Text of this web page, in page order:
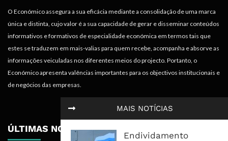
MAIS NOTÍCIAS
Endividamento
O Económico assegura a sua eficácia mediante a consolidação de uma marca
única e distinta, cujo valor é a sua capacidade de gerar e disseminar conteúdos
informativos e formativos de especialidade económica em termos tais que
estes se traduzem em mais-valias para quem recebe, acompanha e absorve as
informações veiculadas nos diferentes meios do projecto. Portanto, o
Económico apresenta valências importantes para os objectivos institucionais e
de negócios das empresas.
ÚLTIMAS NOTÍCIAS